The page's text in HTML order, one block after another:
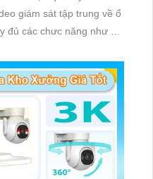
giám sát tập trung về ổ
các chưc năng như AI